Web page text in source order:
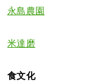
永島農園
米達磨
食文化